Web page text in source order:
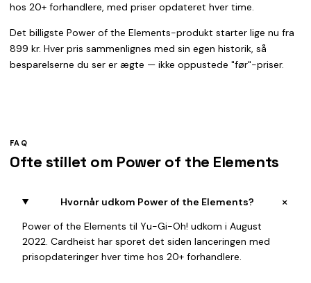
hos 20+ forhandlere, med priser opdateret hver time.
Det billigste Power of the Elements-produkt starter lige nu fra
899 kr. Hver pris sammenlignes med sin egen historik, så
besparelserne du ser er ægte — ikke oppustede "før"-priser.
FAQ
Ofte stillet om Power of the Elements
Hvornår udkom Power of the Elements? +
Power of the Elements til Yu-Gi-Oh! udkom i August
2022. Cardheist har sporet det siden lanceringen med
prisopdateringer hver time hos 20+ forhandlere.